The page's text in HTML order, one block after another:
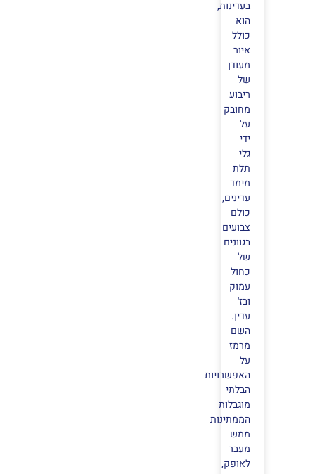
בעדינות,
הוא
כולל
איור
מעודן
של
ריבוע
מחובק
על
ידי
גלי
תלת
מימד
עדינים,
כולם
צבועים
בגוונים
של
כחול
עמוק
ובז'
עדין.
השם
מרמז
על
האפשרויות
הבלתי
מוגבלות
הממתינות
ממש
מעבר
לאופק,